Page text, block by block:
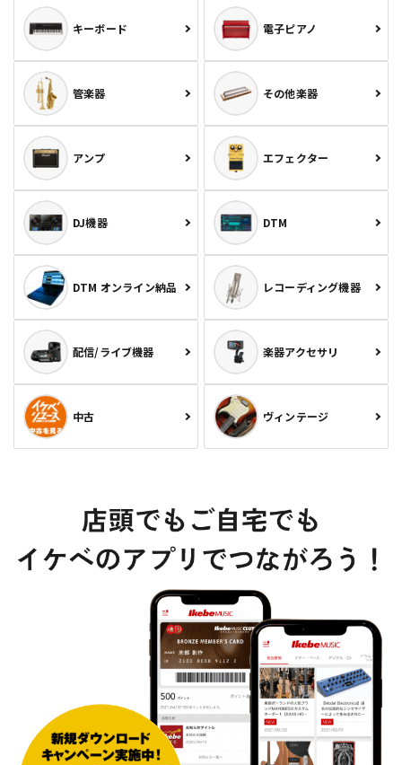
キーボード 電子ピアノ
管楽器 その他楽器
アンプ エフェクター
DJ機器 DTM
DTM オンライン納品 レコーディング機器
配信/ライブ機器 楽器アクセサリ
中古 ヴィンテージ